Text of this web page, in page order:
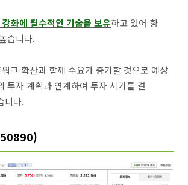
화에 필수적인 기술을 보유하고 있어 향
습니다.
크 확산과 함께 수요가 증가할 것으로 예상
투자 계획과 연계하여 투자 시기를 결
니다.